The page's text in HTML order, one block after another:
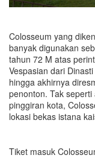
Colosseum yang
banyak digunakan
tahun 72 M atas
Vespasian dari
hingga akhirnya
penonton. Tak
pinggiran kota,
lokasi bekas istana
Tiket masuk